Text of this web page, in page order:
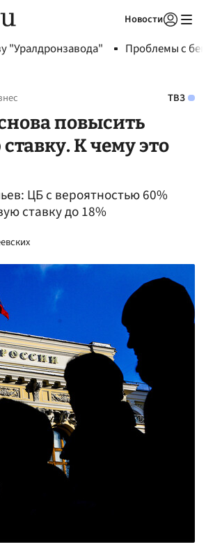
Новости
"Уралдронзавода" Проблемы с
ТВЗ
повысить
К чему это
ЦБ с вероятностью 60%
ставку до 18%